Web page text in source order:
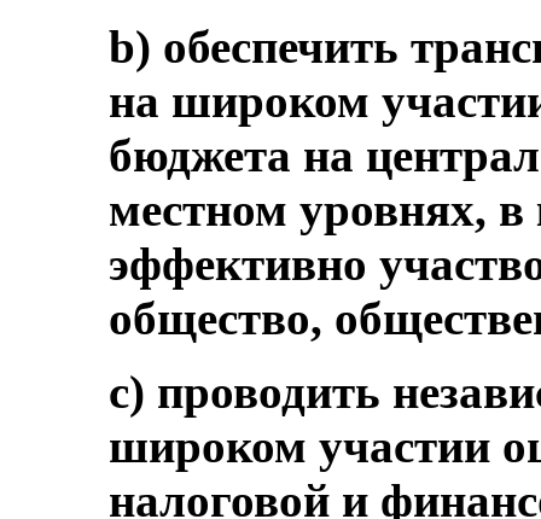
b) обеспечить
на широком
бюджета на
местном уровнях,
эффективно
общество,
c) проводить
широком участии
налоговой и